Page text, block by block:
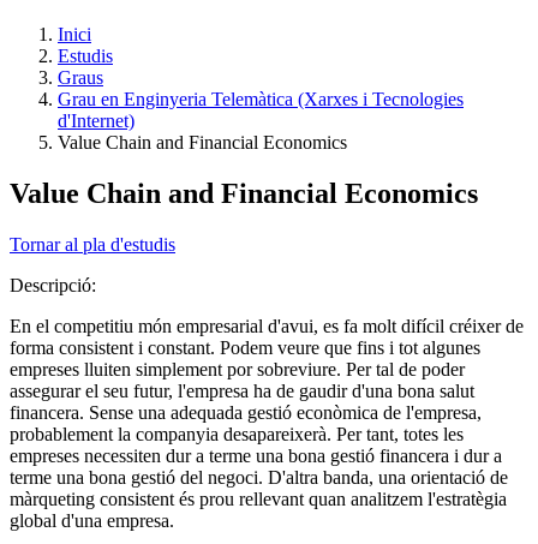
Inici
Estudis
Graus
Grau en Enginyeria Telemàtica (Xarxes i Tecnologies
d'Internet)
Value Chain and Financial Economics
Value Chain and Financial Economics
Tornar al pla d'estudis
Descripció:
En el competitiu món empresarial d'avui, es fa molt difícil créixer de
forma consistent i constant. Podem veure que fins i tot algunes
empreses lluiten simplement por sobreviure. Per tal de poder
assegurar el seu futur, l'empresa ha de gaudir d'una bona salut
financera. Sense una adequada gestió econòmica de l'empresa,
probablement la companyia desapareixerà. Per tant, totes les
empreses necessiten dur a terme una bona gestió financera i dur a
terme una bona gestió del negoci. D'altra banda, una orientació de
màrqueting consistent és prou rellevant quan analitzem l'estratègia
global d'una empresa.